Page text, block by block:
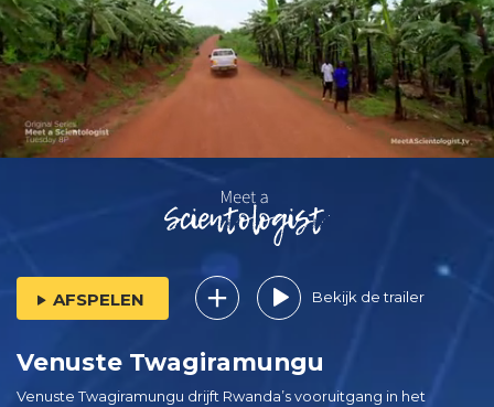
AFSPELEN Bekijk de trailer
Venuste Twagiramungu
Venuste Twagiramungu drijft Rwanda’s vooruitgang in het